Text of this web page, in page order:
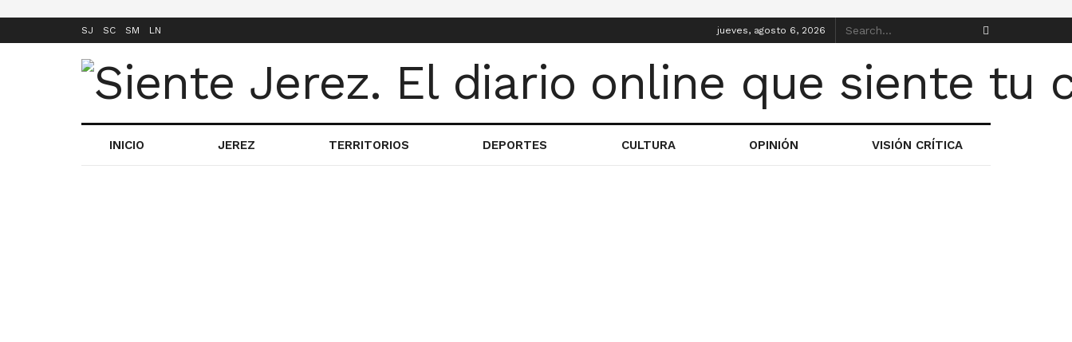
SJ SC SM LN jueves, agosto 6, 2026
INICIO JEREZ TERRITORIOS DEPORTES CULTURA OPINIÓN VISIÓN CRÍTICA